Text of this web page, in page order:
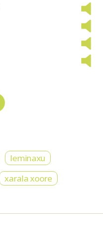
leminaxu
xarala xoore